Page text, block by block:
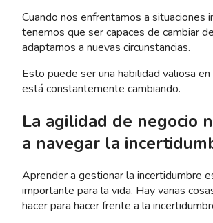
Cuando nos enfrentamos a situaciones
tenemos que ser capaces de cambiar
adaptarnos a nuevas circunstancias.
Esto puede ser una habilidad valiosa
está constantemente cambiando.
La agilidad de negocio
a navegar la
Aprender a gestionar la incertidumbre
importante para la vida. Hay varias
hacer para hacer frente a la